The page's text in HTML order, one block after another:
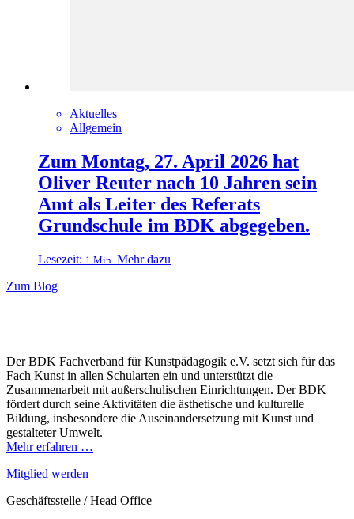
Aktuelles
Allgemein
Zum Montag, 27. April 2026 hat
Oliver Reuter nach 10 Jahren sein
Amt als Leiter des Referats
Grundschule im BDK abgegeben.
Lesezeit: 1 Min. Mehr dazu
Zum Blog
Der BDK Fachverband für Kunstpädagogik e.V. setzt sich für das
Fach Kunst in allen Schularten ein und unterstützt die
Zusammenarbeit mit außerschulischen Einrichtungen. Der BDK
fördert durch seine Aktivitäten die ästhetische und kulturelle
Bildung, insbesondere die Auseinandersetzung mit Kunst und
gestalteter Umwelt.
Mehr erfahren …
Mitglied werden
Geschäftsstelle / Head Office